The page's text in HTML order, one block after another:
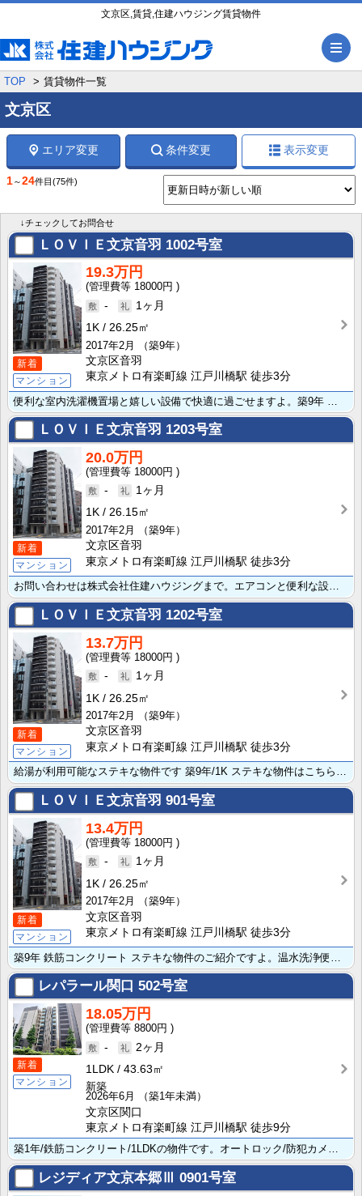
文京区,賃貸,住建ハウジング賃貸物件
TOP 賃貸物件一覧
文京区
エリア変更 条件変更 表示変更
1～24件目 (75件)
↓チェックしてお問合せ
ＬＯＶＩＥ文京音羽 1002号室
新着
マンション
19.3万円
18000円
-
1ヶ月
1K
26.25㎡
2017年2月
（築9年）
文京区音羽
東京メトロ有楽町線 江戸川橋駅 徒歩3分
便利な室内洗濯機置場と嬉しい設備で快適に過ごせますよ。築9年 鉄筋コンクリート 魅力的な物件はこちら･･･
ＬＯＶＩＥ文京音羽 1203号室
新着
マンション
20.0万円
18000円
-
1ヶ月
1K
26.15㎡
2017年2月
（築9年）
文京区音羽
東京メトロ有楽町線 江戸川橋駅 徒歩3分
お問い合わせは株式会社住建ハウジングまで。エアコンと便利な設備豊富です。築9年・鉄筋コンクリート 魅･･･
ＬＯＶＩＥ文京音羽 1202号室
新着
マンション
13.7万円
18000円
-
1ヶ月
1K
26.25㎡
2017年2月
（築9年）
文京区音羽
東京メトロ有楽町線 江戸川橋駅 徒歩3分
給湯が利用可能なステキな物件です 築9年/1K ステキな物件はこちら。オートロック/防犯カメラを備え･･･
ＬＯＶＩＥ文京音羽 901号室
新着
マンション
13.4万円
18000円
-
1ヶ月
1K
26.25㎡
2017年2月
（築9年）
文京区音羽
東京メトロ有楽町線 江戸川橋駅 徒歩3分
レパラール関口 502号室
新着
マンション
18.05万円
8800円
-
2ヶ月
1LDK
43.63㎡
新築
2026年6月
（築1年未満）
文京区関口
東京メトロ有楽町線 江戸川橋駅 徒歩9分
レジディア文京本郷Ⅲ 0901号室